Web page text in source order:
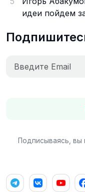
идеи пойдем
Подписываясь, вы